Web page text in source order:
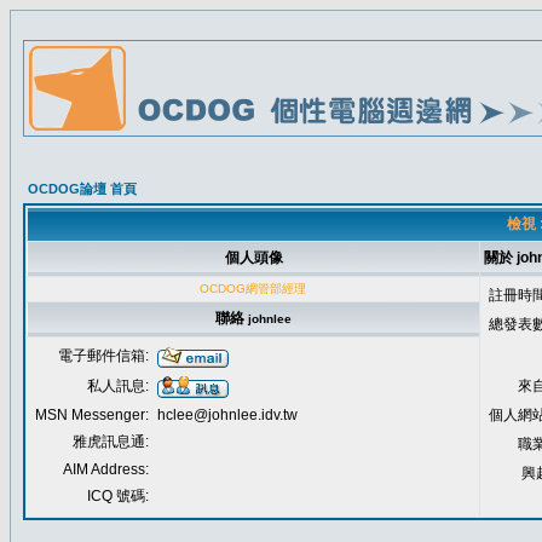
OCDOG論壇 首頁
檢視
個人頭像
關於
OCDOG網管部經理
註冊時
總發表
來
個人網
職
興
聯絡 johnlee
電子郵件信箱:
私人訊息:
MSN Messenger:
hclee@johnlee.idv.tw
雅虎訊息通:
AIM Address:
ICQ 號碼: